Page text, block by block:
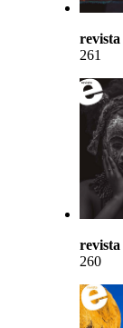
revista
261
revista
260